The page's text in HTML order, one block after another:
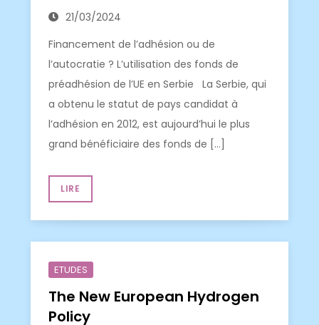
21/03/2024
Financement de l’adhésion ou de
l’autocratie ? L’utilisation des fonds de
préadhésion de l’UE en Serbie La Serbie, qui
a obtenu le statut de pays candidat à
l’adhésion en 2012, est aujourd’hui le plus
grand bénéficiaire des fonds de […]
LIRE
ETUDES
The New European Hydrogen
Policy